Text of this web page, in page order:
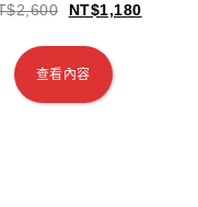
2,600 NT$1,180
查看內容